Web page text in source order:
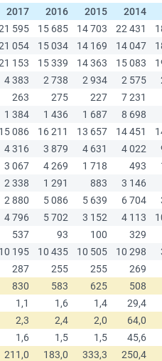
2017 2016 2015 2014